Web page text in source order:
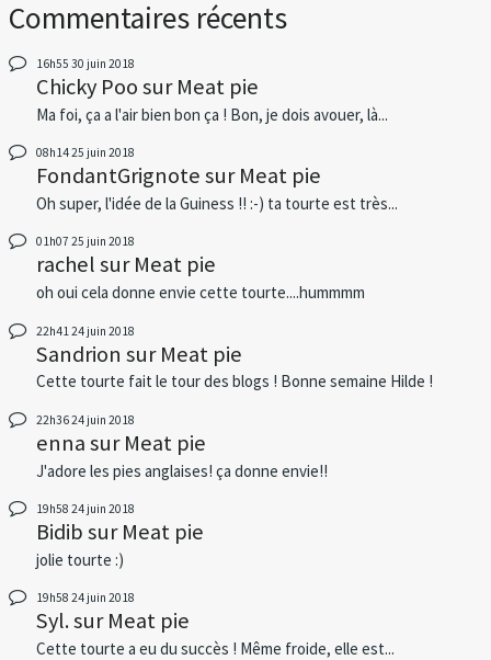
Commentaires récents
16h55 30 juin 2018
Chicky PoosurMeat pie
Ma foi, ça a l'air bien bon ça ! Bon, je dois avouer, là...
08h1425 juin 2018
FondantGrignotesurMeat pie
Oh super, l'idée de la Guiness !! :-) ta tourte est très...
01h07 25 juin 2018
rachelsurMeat pie
oh oui cela donne envie cette tourte....hummmm
22h41 24 juin 2018
Sandrion surMeat pie
Cette tourte fait le tour des blogs ! Bonne semaine Hilde !
22h3624 juin 2018
ennasurMeat pie
J'adore les pies anglaises! ça donne envie!!
19h58 24 juin 2018
BidibsurMeat pie
jolie tourte :)
19h58 24 juin 2018
Syl.surMeat pie
Cette tourte a eu du succès ! Même froide, elle est...